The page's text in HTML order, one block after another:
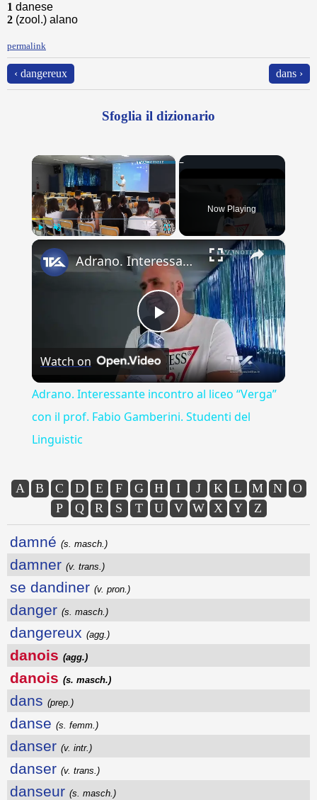
1 danese
2 (zool.) alano
permalink
‹ dangereux dans ›
Sfoglia il dizionario
×
Now Playing
×
Play
Video
Adrano. Interessante incontro al liceo “Verga” con il prof. Fabio Gamberini. Studenti del Linguistic
Watch on
Adrano. Interessante incontro al liceo “Verga”
con il prof. Fabio Gamberini. Studenti del
Linguistic
A B C D E F G H I J K L M N
O
P
Q R S T U V W X Y Z
damné (s. masch.)
damner (v. trans.)
se dandiner (v. pron.)
danger (s. masch.)
dangereux (agg.)
danois (agg.)
danois (s. masch.)
dans (prep.)
danse (s. femm.)
danser (v. intr.)
danser (v. trans.)
danseur (s. masch.)